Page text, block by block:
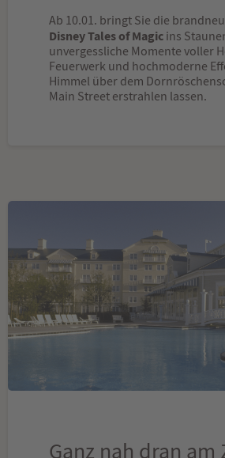
Ab 10.01. bringt Sie die
Disney Tales of Magic ins
unvergessliche Momente voller
Feuerwerk und hochmoderne
Himmel über dem
Main Street erstrahlen lassen.
Ganz nah dran am